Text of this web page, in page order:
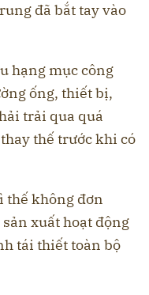
đã bắt tay vào
hạng mục công
ống, thiết bị,
trải qua quá
thế trước khi có
thế không đơn
xuất hoạt động
tái thiết toàn bộ